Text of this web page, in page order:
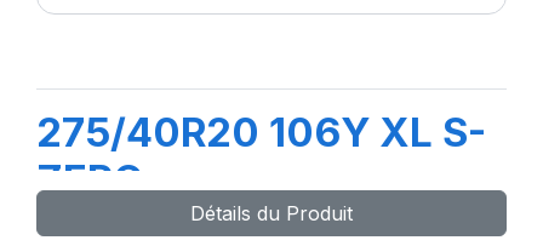
275/40R20 106Y XL S-
ZERO
Détails du Produit